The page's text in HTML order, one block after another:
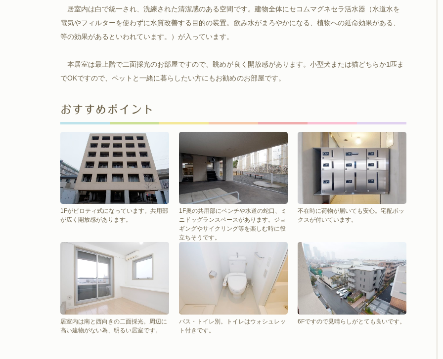
居室内は白で統一され、洗練された清潔感のある空間です。建物全体にセコムマグネセラ活水器（水道水を
電気やフィルターを使わずに水質改善する目的の装置。飲み水がまろやかになる、植物への延命効果がある、
等の効果があるといわれています。）が入っています。
本居室は最上階で二面採光のお部屋ですので、眺めが良く開放感があります。小型犬または猫どちらか1匹ま
でOKですので、ペットと一緒に暮らしたい方にもお勧めのお部屋です。
おすすめポイント
1Fがピロティ式になっています。共用部
が広く開放感があります。
1F奥の共用部にベンチや水道の蛇口、ミ
ニドッグランスペースがあります。ジョ
ギングやサイクリング等を楽しむ時に役
立ちそうです。
不在時に荷物が届いても安心。宅配ボッ
クスが付いています。
居室内は南と西向きの二面採光。周辺に
高い建物がない為、明るい居室です。
バス・トイレ別。トイレはウォシュレッ
ト付きです。
6Fですので見晴らしがとても良いです。